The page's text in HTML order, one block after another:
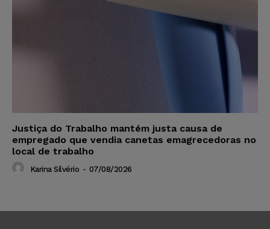
Justiça do Trabalho mantém justa causa de
empregado que vendia canetas emagrecedoras no
local de trabalho
Karina Silvério - 07/08/2026